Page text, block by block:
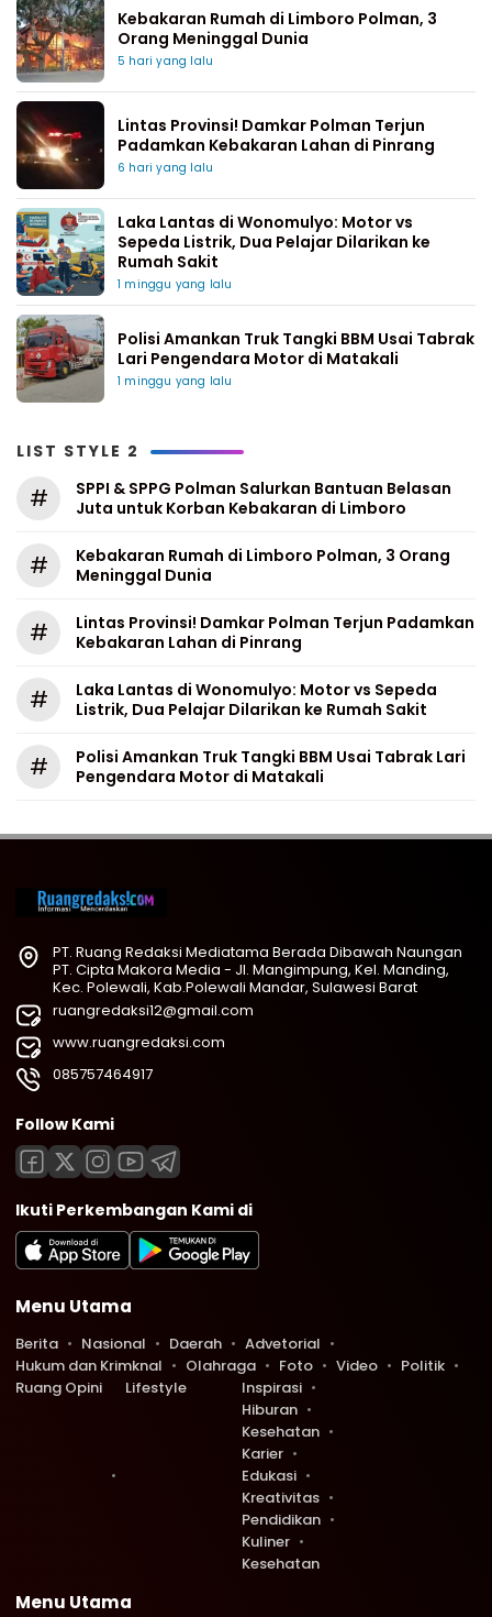
Kebakaran Rumah di Limboro Polman, 3
Orang Meninggal Dunia
5 hari yang lalu
Lintas Provinsi! Damkar Polman Terjun
Padamkan Kebakaran Lahan di Pinrang
6 hari yang lalu
Laka Lantas di Wonomulyo: Motor vs
Sepeda Listrik, Dua Pelajar Dilarikan ke
Rumah Sakit
1 minggu yang lalu
Polisi Amankan Truk Tangki BBM Usai Tabrak
Lari Pengendara Motor di Matakali
1 minggu yang lalu
LIST STYLE 2
#
SPPI & SPPG Polman Salurkan Bantuan Belasan
Juta untuk Korban Kebakaran di Limboro
#
Kebakaran Rumah di Limboro Polman, 3 Orang
Meninggal Dunia
#
Lintas Provinsi! Damkar Polman Terjun Padamkan
Kebakaran Lahan di Pinrang
#
Laka Lantas di Wonomulyo: Motor vs Sepeda
Listrik, Dua Pelajar Dilarikan ke Rumah Sakit
#
Polisi Amankan Truk Tangki BBM Usai Tabrak Lari
Pengendara Motor di Matakali
PT. Ruang Redaksi Mediatama Berada Dibawah Naungan
PT. Cipta Makora Media - Jl. Mangimpung, Kel. Manding,
Kec. Polewali, Kab.Polewali Mandar, Sulawesi Barat
ruangredaksi12@gmail.com
www.ruangredaksi.com
085757464917
Follow Kami
Ikuti Perkembangan Kami di
Menu Utama
Berita Nasional Daerah
Advetorial
Hukum dan Krimknal
Olahraga Foto Video
Politik
Ruang Opini
Lifestyle
Inspirasi
Hiburan
Kesehatan
Karier
Edukasi
Kreativitas
Pendidikan
Kuliner
Kesehatan
Menu Utama